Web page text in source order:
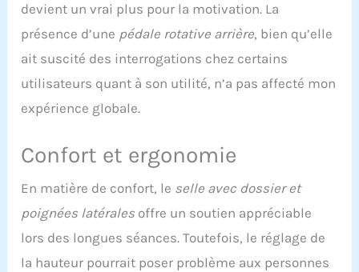
tablette et il est garanti 5
ans pour le châssis et 2
devient un vrai plus pour la motivation. La
présence d’une pédale rotative arrière, bien qu’elle
ait suscité des interrogations chez certains
utilisateurs quant à son utilité, n’a pas affecté mon
expérience globale.
Confort et ergonomie
En matière de confort, le selle avec dossier et
poignées latérales offre un soutien appréciable
lors des longues séances. Toutefois, le réglage de
la hauteur pourrait poser problème aux personnes